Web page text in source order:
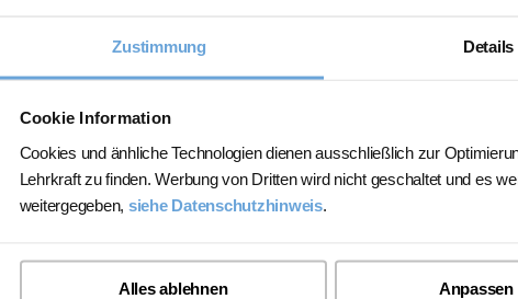
Zustimmung Details
Cookie Information
Cookies und änhliche Technologien dienen ausschließlich zur
Lehrkraft zu finden. Werbung von Dritten wird nicht geschaltet und es
weitergegeben, siehe Datenschutzhinweis.
Alles ablehnen Anpassen
auch sehr, dass auf ein Abo komplett verzichtet wird - wir zahlen
aufhören - was wir allerdings auch bei deutlich besseren
Nachhilfestunden - wer hätte das gedacht!?
finden Sie auf der offiziellen Bewertungsplattform